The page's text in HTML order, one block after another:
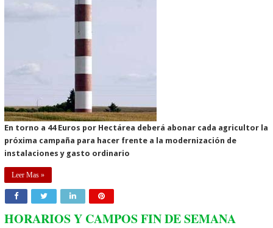
En torno a 44 Euros por Hectárea deberá abonar cada agricultor la
próxima campaña para hacer frente a la modernización de
instalaciones y gasto ordinario
Leer Mas »
HORARIOS Y CAMPOS FIN DE SEMANA